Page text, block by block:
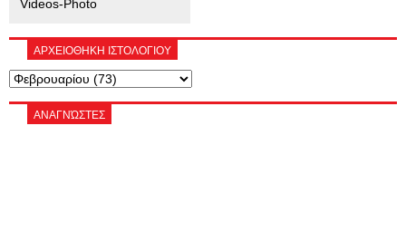
Videos-Photo
ΑΡΧΕΙΟΘΗΚΗ ΙΣΤΟΛΟΓΙΟΥ
ΑΝΑΓΝΏΣΤΕΣ